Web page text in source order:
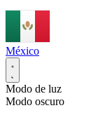
México
Modo de luz
Modo oscuro